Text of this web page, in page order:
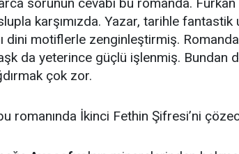
karşımızda. Yazar, tarihle
dini motiflerle zenginleştirmiş.
da yeterince güçlü işlenmiş. Bundan
çok zor.
romanında İkinci Fethin Şifresi’ni